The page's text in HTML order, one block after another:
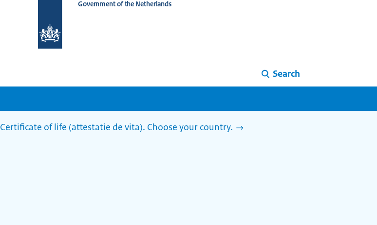
homepage
Government of the Netherlands
Search
Certificate of life (attestatie de vita). Choose your country.